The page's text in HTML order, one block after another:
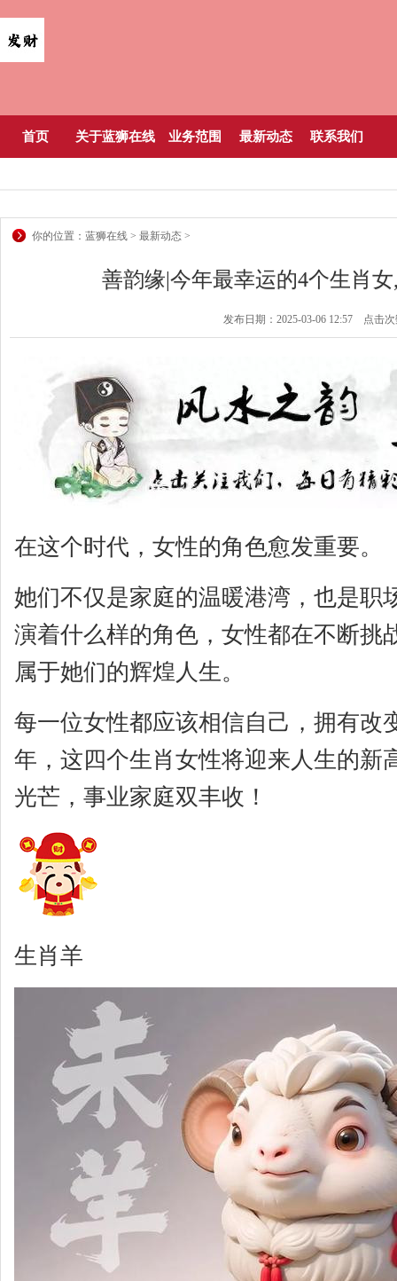
首页 关于蓝狮在线 业务范围 最新动态 联系我们
你的位置： 蓝狮在线 > 最新动态 >
善韵缘|今年最幸运的4个生肖
发布日期：2025-03-06 12:57 点击次
在这个时代，女性的角色愈发重要。
她们不仅是家庭的温暖港湾，也是职
演着什么样的角色，女性都在不断挑
属于她们的辉煌人生。
每一位女性都应该相信自己，拥有改
年，这四个生肖女性将迎来人生的新
光芒，事业家庭双丰收！
生肖羊